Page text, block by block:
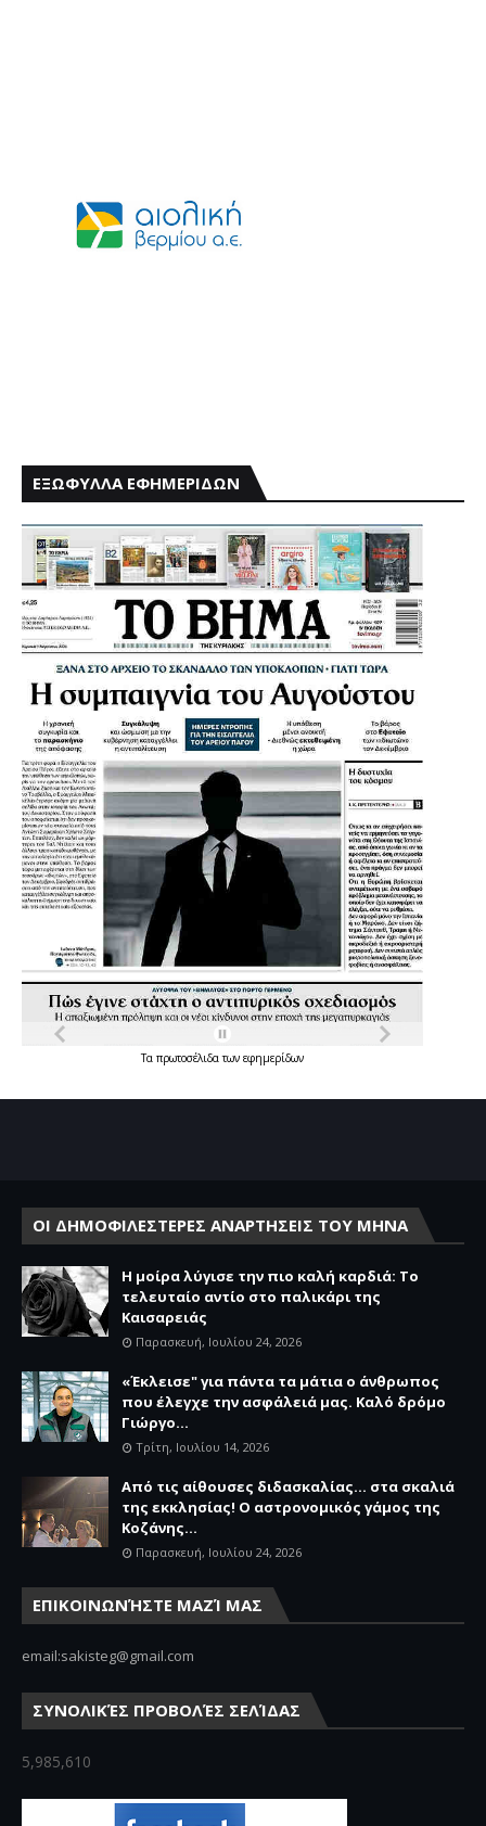
ΕΞΩΦΥΛΛΑ ΕΦΗΜΕΡΙΔΩΝ
Τα πρωτοσέλιδατων εφημερίδων
ΟΙ ΔΗΜΟΦΙΛΕΣΤΕΡΕΣ ΑΝΑΡΤΗΣΕΙΣ ΤΟΥ ΜΗΝΑ
Η μοίρα λύγισε την πιο καλή καρδιά: Το
τελευταίο αντίο στο παλικάρι της
Καισαρειάς
Παρασκευή, Ιουλίου 24, 2026
«Έκλεισε" για πάντα τα μάτια ο άνθρωπος
που έλεγχε την ασφάλειά μας. Καλό δρόμο
Γιώργο...
Τρίτη, Ιουλίου 14, 2026
Από τις αίθουσες διδασκαλίας… στα σκαλιά
της εκκλησίας! Ο αστρονομικός γάμος της
Κοζάνης...
Παρασκευή, Ιουλίου 24, 2026
ΕΠΙΚΟΙΝΩΝΉΣΤΕ ΜΑΖΊ ΜΑΣ
email:sakisteg@gmail.com
ΣΥΝΟΛΙΚΈΣ ΠΡΟΒΟΛΈΣ ΣΕΛΊΔΑΣ
5,985,610